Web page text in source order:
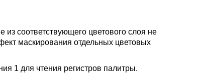
соответствующего цветового слоя не
маскирования отдельных цветовых
1 для чтения регистров палитры.